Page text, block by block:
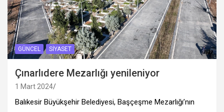
GÜNCEL SIYASET
Çınarlıdere Mezarlığı yenileniyor
1 Mart 2024
Balıkesir Büyükşehir Belediyesi, Başçeşme Mezarlığı’nın